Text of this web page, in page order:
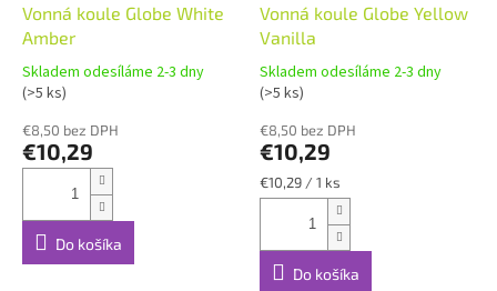
Vonná koule Globe White
Amber
Skladem odesíláme 2-3 dny
(>5 ks)
€8,50 bez DPH
€10,29
Do košíka
Vonná koule Globe Yellow
Vanilla
Skladem odesíláme 2-3 dny
(>5 ks)
€8,50 bez DPH
€10,29
Jednotková
cena:
€10,29 / 1 ks
Do košíka